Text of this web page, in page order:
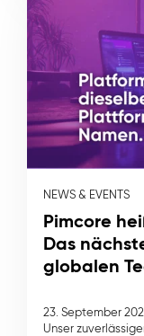
NEWS & EVENTS
Pimcore
Das
globalen
23. September
Unser